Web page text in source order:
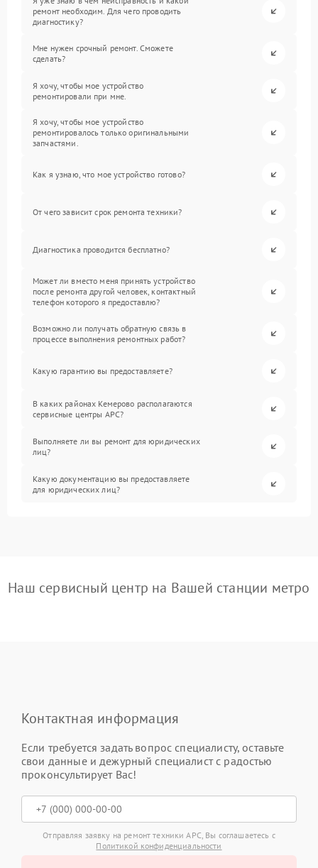
ремонт необходим. Для чего проводить
диагностику?
Мне нужен срочный ремонт. Сможете
сделать?
Я хочу, чтобы мое устройство
ремонтировали при мне.
Я хочу, чтобы мое устройство
ремонтировалось только оригинальными
запчастями.
Как я узнаю, что мое устройство готово?
От чего зависит срок ремонта техники?
Диагностика проводится бесплатно?
Может ли вместо меня принять устройство
после ремонта другой человек, контактный
телефон которого я предоставлю?
Возможно ли получать обратную связь в
процессе выполнения ремонтных работ?
Какую гарантию вы предоставляете?
В каких районах Кемерово располагаются
сервисные центры APC?
Выполняете ли вы ремонт для юридических
лиц?
Какую документацию вы предоставляете
для юридических лиц?
Наш сервисный центр на Вашей станции метро
Контактная информация
Если требуется задать вопрос специалисту, оставьте
свои данные и дежурный специалист с радостью
проконсультирует Вас!
Отправляя заявку на ремонт техники APC, Вы соглашаетесь с
Политикой конфиденциальности